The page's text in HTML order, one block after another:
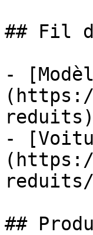
## Fil
-
reduits)
-
##